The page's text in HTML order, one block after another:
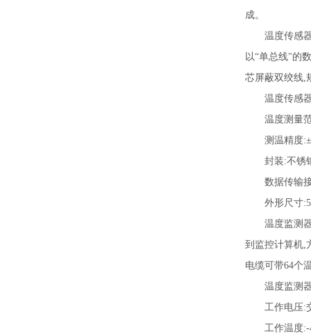
成。
温度传感器
以“单总线"的
芯屏蔽双绞线,
温度传感器
温度测量范
测温精度
封装:不锈钢
数据传输接
外形尺寸
温度监测器
到监控计算机,
电缆可带64个
温度监测器
工作电压:交
工作温度:-